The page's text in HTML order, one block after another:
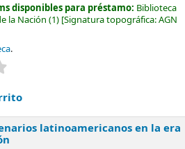
disponibles para préstamo: Biblioteca
la Nación (1) Signatura topográfica:AGN
.
latinoamericanos en la era